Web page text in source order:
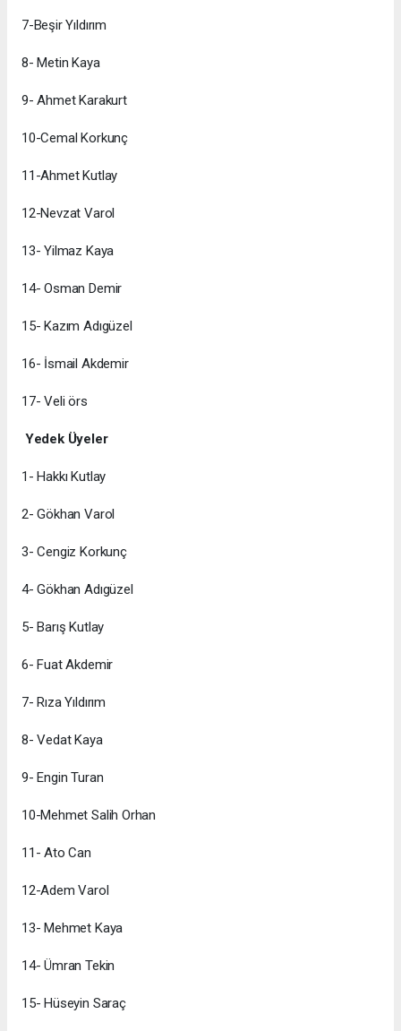
7-Beşir Yıldırım
8- Metin Kaya
9- Ahmet Karakurt
10-Cemal Korkunç
11-Ahmet Kutlay
12-Nevzat Varol
13- Yilmaz Kaya
14- Osman Demir
15- Kazım Adıgüzel
16- İsmail Akdemir
17- Veli örs
Yedek Üyeler
1- Hakkı Kutlay
2- Gökhan Varol
3- Cengiz Korkunç
4- Gökhan Adıgüzel
5- Barış Kutlay
6- Fuat Akdemir
7- Rıza Yıldırım
8- Vedat Kaya
9- Engin Turan
10-Mehmet Salih Orhan
11- Ato Can
12-Adem Varol
13- Mehmet Kaya
14- Ümran Tekin
15- Hüseyin Saraç